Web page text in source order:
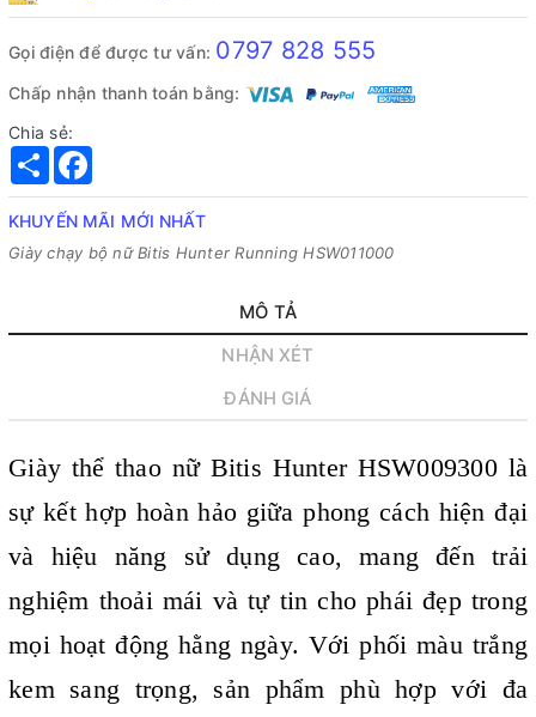
Gọi điện để được tư vấn: 0797 828 555
Chấp nhận thanh toán bằng:
Chia sẻ:
Share
KHUYẾN MÃI MỚI NHẤT
Giày chạy bộ nữ Bitis Hunter Running HSW011000
MÔ TẢ
NHẬN XÉT
ĐÁNH GIÁ
Giày thể thao nữ Bitis Hunter HSW009300 là
sự kết hợp hoàn hảo giữa phong cách hiện đại
và hiệu năng sử dụng cao, mang đến trải
nghiệm thoải mái và tự tin cho phái đẹp trong
mọi hoạt động hằng ngày. Với phối màu trắng
kem sang trọng, sản phẩm phù hợp với đa